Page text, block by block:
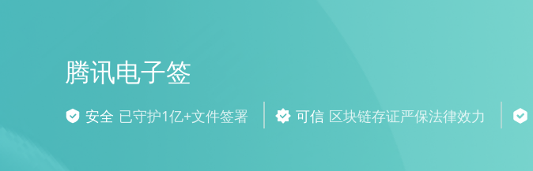
腾讯电子签
安全 已守护1亿+文件签署 可信 区块链存证严保法律效力